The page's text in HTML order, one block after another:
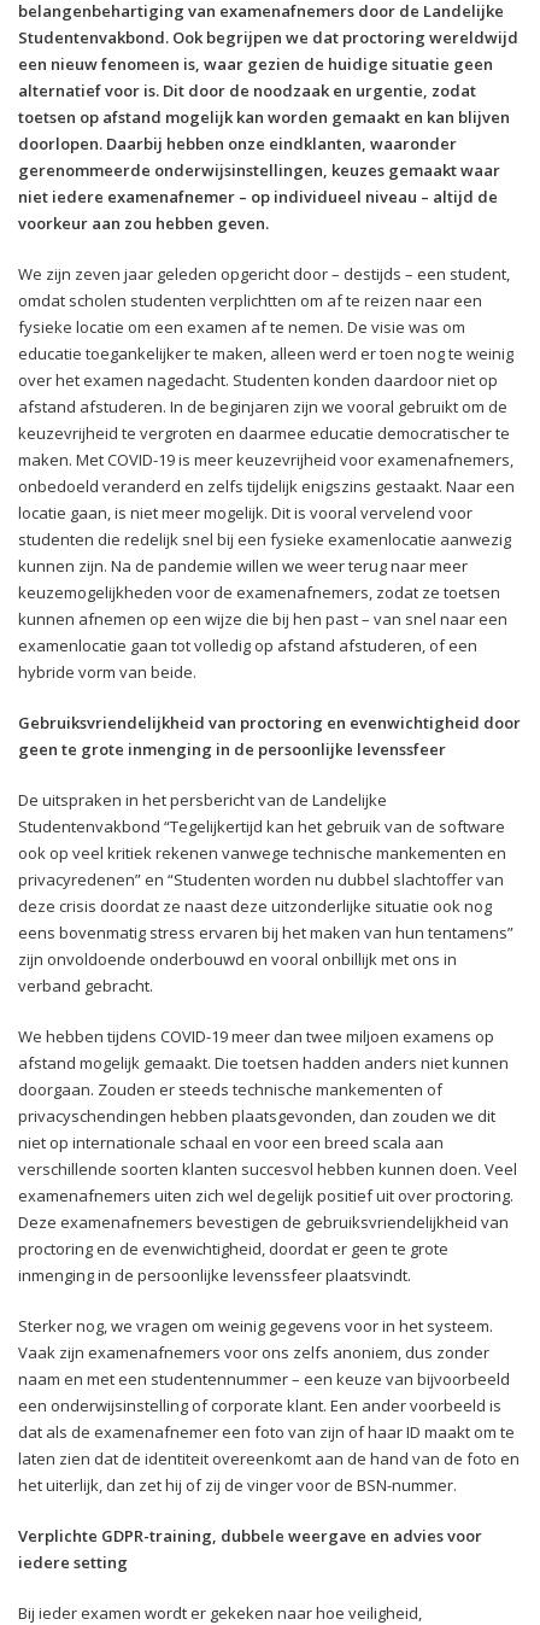
belangenbehartiging van examenafnemers door de Landelijke
Studentenvakbond. Ook begrijpen we dat proctoring wereldwijd
een nieuw fenomeen is, waar gezien de huidige situatie geen
alternatief voor is. Dit door de noodzaak en urgentie, zodat
toetsen op afstand mogelijk kan worden gemaakt en kan blijven
doorlopen. Daarbij hebben onze eindklanten, waaronder
gerenommeerde onderwijsinstellingen, keuzes gemaakt waar
niet iedere examenafnemer – op individueel niveau – altijd de
voorkeur aan zou hebben geven.
We zijn zeven jaar geleden opgericht door – destijds – een student,
omdat scholen studenten verplichtten om af te reizen naar een
fysieke locatie om een examen af te nemen. De visie was om
educatie toegankelijker te maken, alleen werd er toen nog te weinig
over het examen nagedacht. Studenten konden daardoor niet op
afstand afstuderen. In de beginjaren zijn we vooral gebruikt om de
keuzevrijheid te vergroten en daarmee educatie democratischer te
maken. Met COVID-19 is meer keuzevrijheid voor examenafnemers,
onbedoeld veranderd en zelfs tijdelijk enigszins gestaakt. Naar een
locatie gaan, is niet meer mogelijk. Dit is vooral vervelend voor
studenten die redelijk snel bij een fysieke examenlocatie aanwezig
kunnen zijn. Na de pandemie willen we weer terug naar meer
keuzemogelijkheden voor de examenafnemers, zodat ze toetsen
kunnen afnemen op een wijze die bij hen past – van snel naar een
examenlocatie gaan tot volledig op afstand afstuderen, of een
hybride vorm van beide.
Gebruiksvriendelijkheid van proctoring en evenwichtigheid door
geen te grote inmenging in de persoonlijke levenssfeer
De uitspraken in het persbericht van de Landelijke
Studentenvakbond “Tegelijkertijd kan het gebruik van de software
ook op veel kritiek rekenen vanwege technische mankementen en
privacyredenen” en “Studenten worden nu dubbel slachtoffer van
deze crisis doordat ze naast deze uitzonderlijke situatie ook nog
eens bovenmatig stress ervaren bij het maken van hun tentamens”
zijn onvoldoende onderbouwd en vooral onbillijk met ons in
verband gebracht.
We hebben tijdens COVID-19 meer dan twee miljoen examens op
afstand mogelijk gemaakt. Die toetsen hadden anders niet kunnen
doorgaan. Zouden er steeds technische mankementen of
privacyschendingen hebben plaatsgevonden, dan zouden we dit
niet op internationale schaal en voor een breed scala aan
verschillende soorten klanten succesvol hebben kunnen doen. Veel
examenafnemers uiten zich wel degelijk positief uit over proctoring.
Deze examenafnemers bevestigen de gebruiksvriendelijkheid van
proctoring en de evenwichtigheid, doordat er geen te grote
inmenging in de persoonlijke levenssfeer plaatsvindt.
Sterker nog, we vragen om weinig gegevens voor in het systeem.
Vaak zijn examenafnemers voor ons zelfs anoniem, dus zonder
naam en met een studentennummer – een keuze van bijvoorbeeld
een onderwijsinstelling of corporate klant. Een ander voorbeeld is
dat als de examenafnemer een foto van zijn of haar ID maakt om te
laten zien dat de identiteit overeenkomt aan de hand van de foto en
het uiterlijk, dan zet hij of zij de vinger voor de BSN-nummer.
Verplichte GDPR-training, dubbele weergave en advies voor
iedere setting
Bij ieder examen wordt er gekeken naar hoe veiligheid,